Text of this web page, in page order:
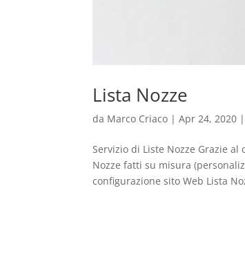
Lista Nozze
da Marco Criaco |Apr 24, 2020 |
Servizio di Liste Nozze Grazie
Nozze fatti su misura
configurazione sito Web Lista